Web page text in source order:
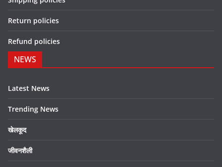
Return policies
Refund policies
NEWS
Latest News
Trending News
खेलकूद
जीवनशैली